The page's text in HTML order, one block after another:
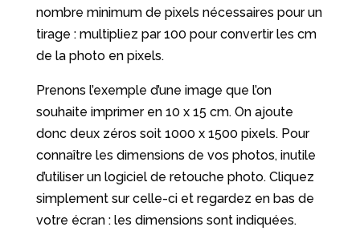
nombre minimum de pixels nécessaires pour un
tirage : multipliez par 100 pour convertir les cm
de la photo en pixels.
Prenons l’exemple d’une image que l’on
souhaite imprimer en 10 x 15 cm. On ajoute
donc deux zéros soit 1000 x 1500 pixels. Pour
connaître les dimensions de vos photos, inutile
d’utiliser un logiciel de retouche photo. Cliquez
simplement sur celle-ci et regardez en bas de
votre écran : les dimensions sont indiquées.